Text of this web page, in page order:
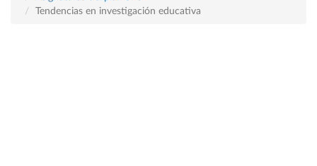
Tendencias en investigación educativa